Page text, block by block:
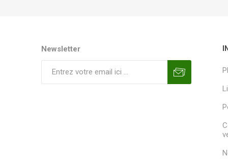
Newsletter